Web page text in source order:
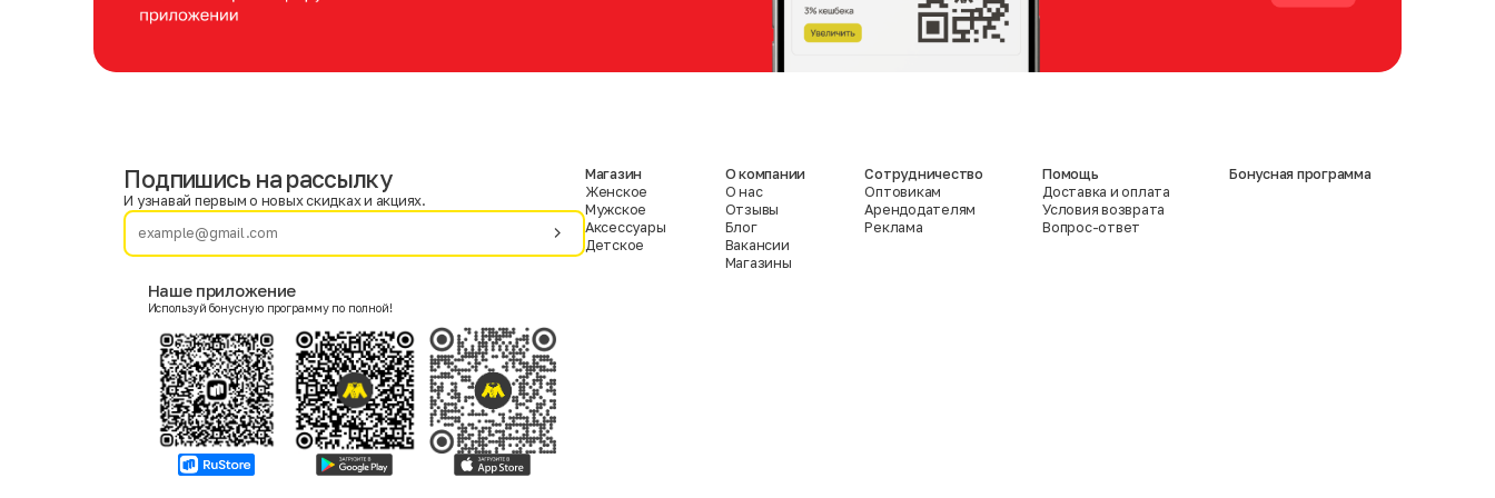
Фамилия
Женский
Согласие на получение чеков по электронной почте
Подпишись на рассылку
И узнавай первым о новых скидках и акциях.
Наше приложение
Используй бонусную программу по полной!
Магазин
Женское
Мужское
Аксессуары
Детское
О компании
О нас
Отзывы
Блог
Вакансии
Магазины
Сотрудничество
Оптовикам
Арендодателям
Реклама
Помощь
Доставка и оплата
Условия возврата
Вопрос-ответ
Бонусная программа